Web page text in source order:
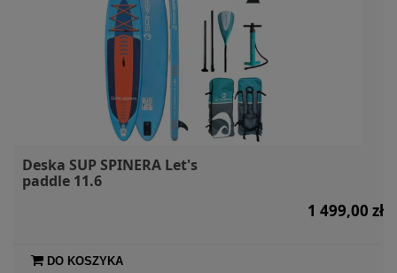
Deska SUP SPINERA Let's
paddle 11.6
1 499,00 zł
DO KOSZYKA